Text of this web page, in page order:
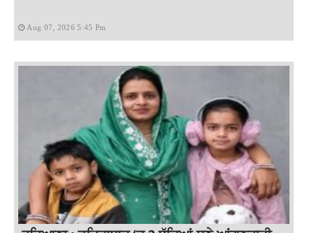
Aug 07, 2026 5:45 Pm